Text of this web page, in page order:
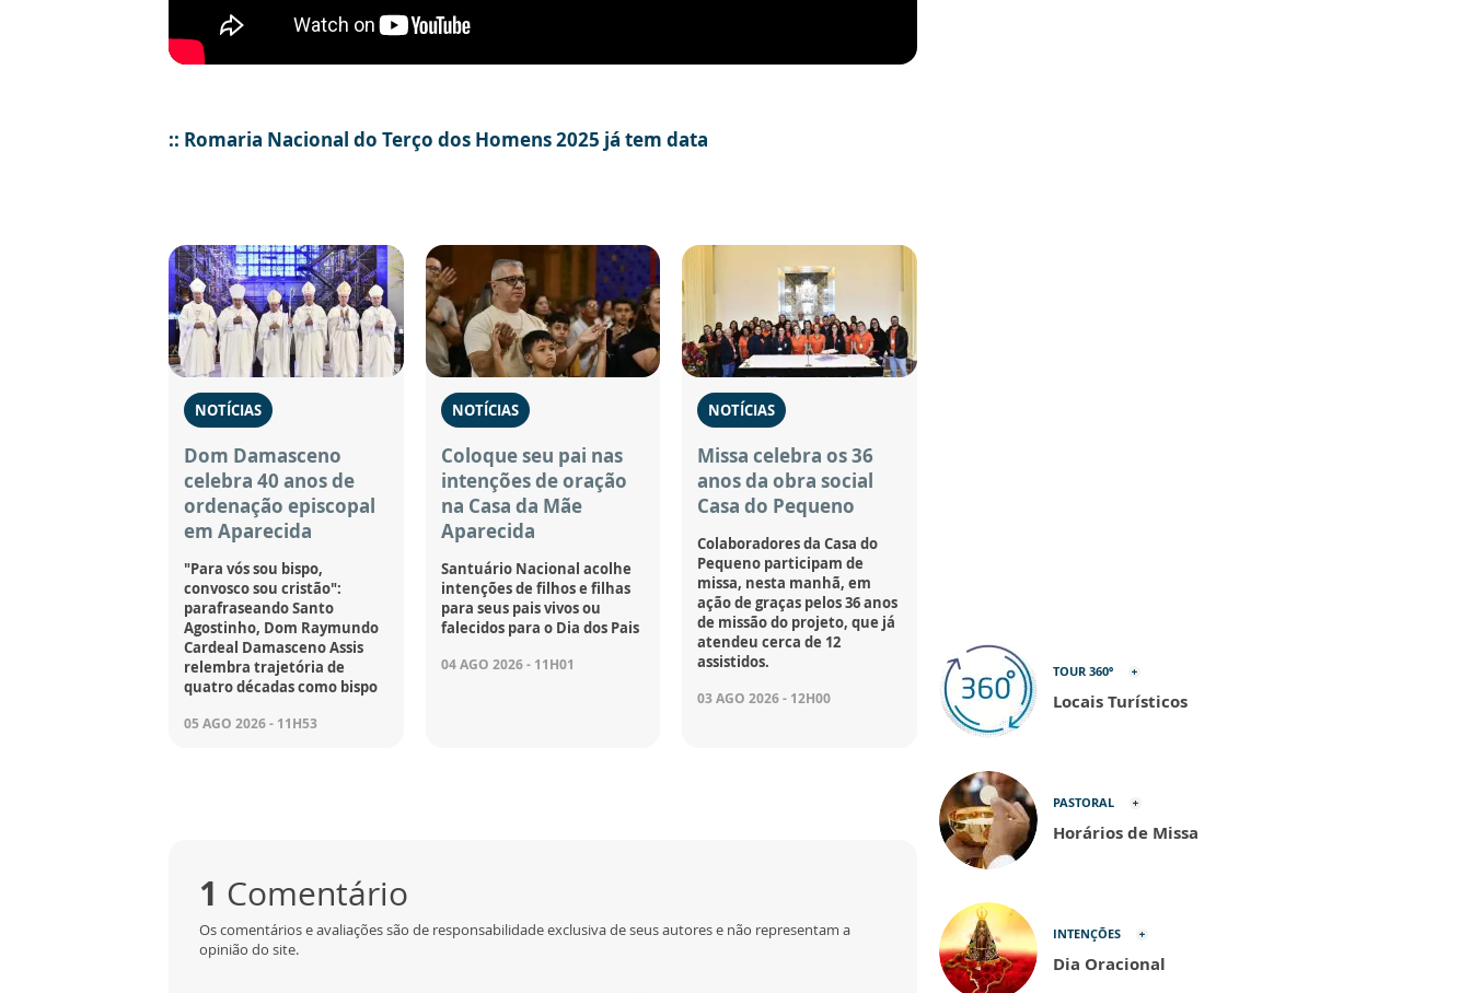
:: Romaria Nacional do Terço dos Homens 2025 já tem data
NOTÍCIAS
Dom Damasceno
celebra 40 anos de
ordenação episcopal
em Aparecida
"Para vós sou bispo,
convosco sou cristão":
parafraseando Santo
Agostinho, Dom Raymundo
Cardeal Damasceno Assis
relembra trajetória de
quatro décadas como bispo
05 AGO 2026 - 11H53
NOTÍCIAS
Coloque seu pai nas
intenções de oração
na Casa da Mãe
Aparecida
Santuário Nacional acolhe
intenções de filhos e filhas
para seus pais vivos ou
falecidos para o Dia dos Pais
04 AGO 2026 - 11H01
NOTÍCIAS
Missa celebra os 36
anos da obra social
Casa do Pequeno
Colaboradores da Casa do
Pequeno participam de
missa, nesta manhã, em
ação de graças pelos 36 anos
de missão do projeto, que já
atendeu cerca de 12
assistidos.
03 AGO 2026 - 12H00
1 Comentário
Os comentários e avaliações são de responsabilidade exclusiva de seus autores e não representam a
opinião do site.
TOUR 360º
Locais Turísticos
PASTORAL
Horários de Missa
INTENÇÕES
Dia Oracional